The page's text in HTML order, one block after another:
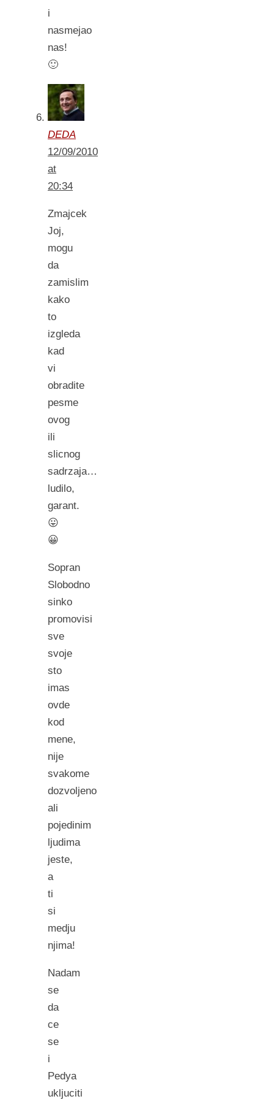
i
nasmejao
nas!
🙂
DEDA
12/09/2010
at
20:34
Zmajcek
Joj,
mogu
da
zamislim
kako
to
izgleda
kad
vi
obradite
pesme
ovog
ili
slicnog
sadrzaja…
ludilo,
garant.
😛
😀
Sopran
Slobodno
sinko
promovisi
sve
svoje
sto
imas
ovde
kod
mene,
nije
svakome
dozvoljeno
ali
pojedinim
ljudima
jeste,
a
ti
si
medju
njima!
Nadam
se
da
ce
se
i
Pedya
ukljuciti